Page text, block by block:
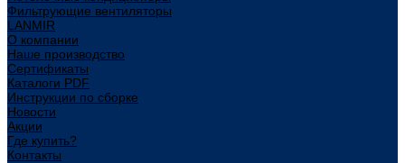
Фильтрующие вентиляторы
LANMIR
О компании
Наше производство
Сертификаты
Каталоги PDF
Инструкции по сборке
Новости
Акции
Где купить?
Контакты